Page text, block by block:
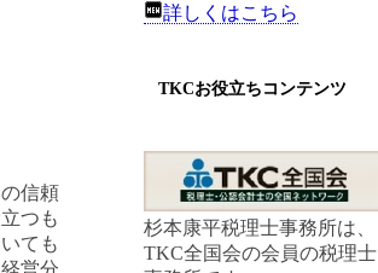
信頼
つも
ても
営分
詳しくはこちら
TKCお役立ちコンテンツ
杉本康平税理士事務所は、
TKC全国会の会員の税理士